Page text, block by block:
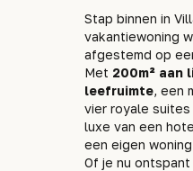
Stap binnen in
vakantiewoning
afgestemd op
Met 200m² aan
leefruimte, een
vier royale
luxe van een
een eigen
Of je nu ontspant